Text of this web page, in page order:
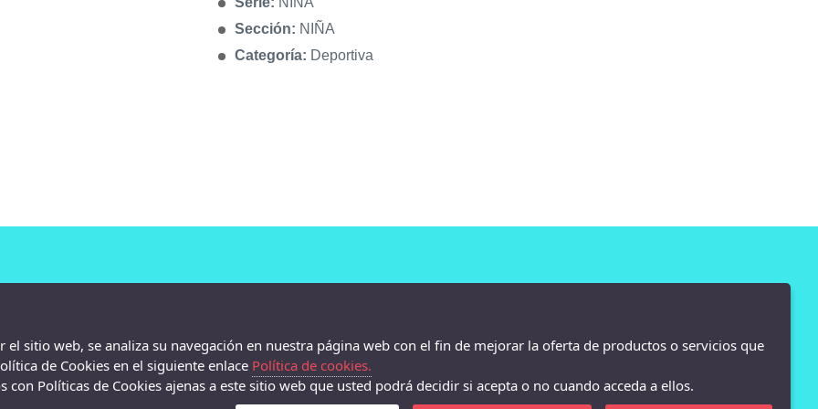
Sección: NIÑA
Categoría: Deportiva
sitio web, se analiza su navegación en nuestra página web con el fin de mejorar la oferta de productos o servicios que
de Cookies en el siguiente enlace Política de cookies.
Políticas de Cookies ajenas a este sitio web que usted podrá decidir si acepta o no cuando acceda a ellos.